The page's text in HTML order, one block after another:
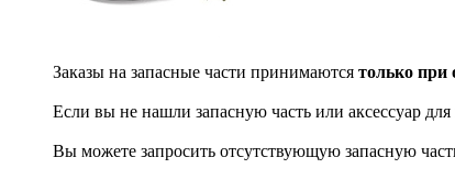
Заказы на запасные части принимаются только при
Если вы не нашли запасную часть или аксессуар
Вы можете запросить отсутствующую запасную